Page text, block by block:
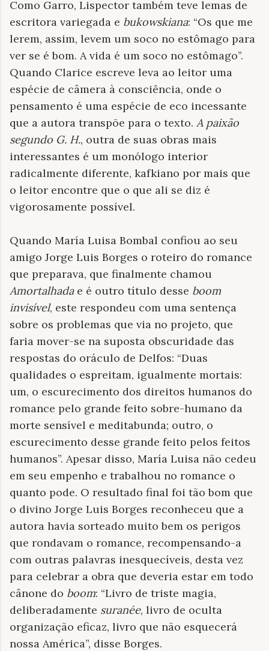
Como Garro, Lispector também teve lemas de
escritora variegada e bukowskiana: “Os que me
lerem, assim, levem um soco no estômago para
ver se é bom. A vida é um soco no estômago”.
Quando Clarice escreve leva ao leitor uma
espécie de câmera à consciência, onde o
pensamento é uma espécie de eco incessante
que a autora transpõe para o texto. A paixão
segundo G. H., outra de suas obras mais
interessantes é um monólogo interior
radicalmente diferente, kafkiano por mais que
o leitor encontre que o que ali se diz é
vigorosamente possível.
Quando María Luisa Bombal confiou ao seu
amigo Jorge Luis Borges o roteiro do romance
que preparava, que finalmente chamou
Amortalhadae é outro título desse boom
invisível, este respondeu com uma sentença
sobre os problemas que via no projeto, que
faria mover-se na suposta obscuridade das
respostas do oráculo de Delfos: “Duas
qualidades o espreitam, igualmente mortais:
um, o escurecimento dos direitos humanos do
romance pelo grande feito sobre-humano da
morte sensível e meditabunda; outro, o
escurecimento desse grande feito pelos feitos
humanos”. Apesar disso, María Luisa não cedeu
em seu empenho e trabalhou no romance o
quanto pode. O resultado final foi tão bom que
o divino Jorge Luis Borges reconheceu que a
autora havia sorteado muito bem os perigos
que rondavam o romance, recompensando-a
com outras palavras inesquecíveis, desta vez
para celebrar a obra que deveria estar em todo
cânone do boom: “Livro de triste magia,
deliberadamente suranée, livro de oculta
organização eficaz, livro que não esquecerá
nossa América”, disse Borges.